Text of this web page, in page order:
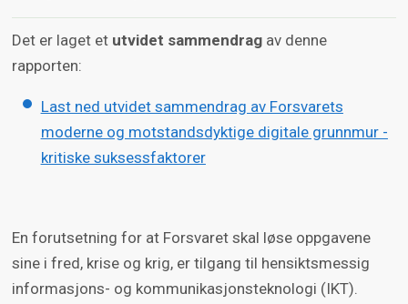
Det er laget et utvidet sammendragav denne
rapporten:
Last ned utvidet sammendrag av Forsvarets
moderne og motstandsdyktige digitale grunnmur -
kritiske suksessfaktorer
En forutsetning for at Forsvaret skal løse oppgavene
sine i fred, krise og krig, er tilgang til hensiktsmessig
informasjons- og kommunikasjonsteknologi (IKT).